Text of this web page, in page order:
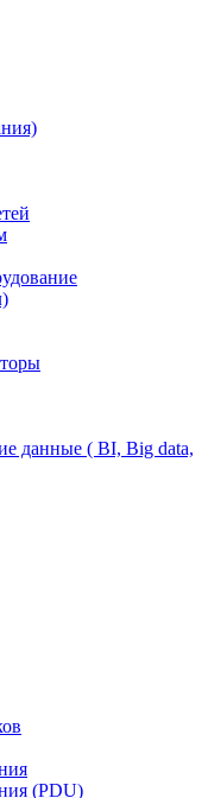
данные ( BI, Big data,
(PDU)